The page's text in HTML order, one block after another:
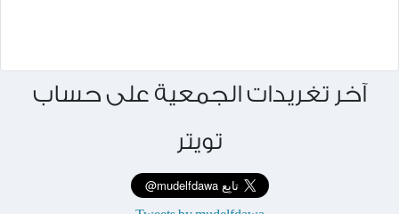
آخر تغريدات الجمعية على حساب
تويتر